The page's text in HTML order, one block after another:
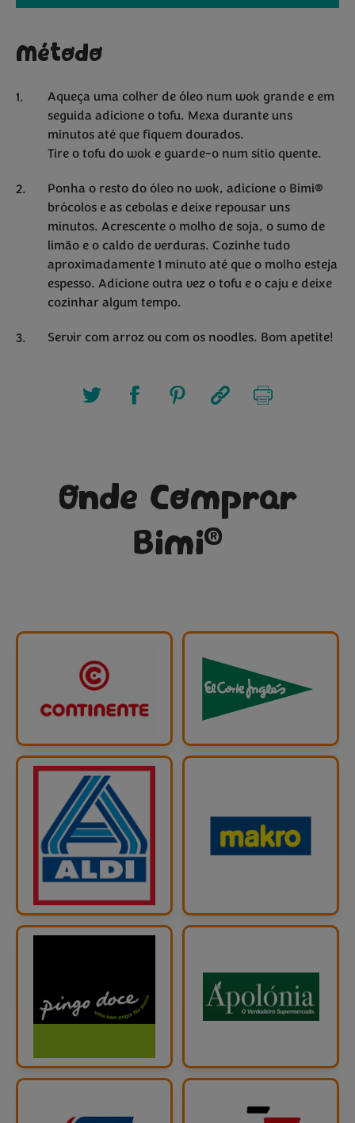
Método
Aqueça uma colher de óleo num wok grande e em
seguida adicione o tofu. Mexa durante uns
minutos até que fiquem dourados.
Tire o tofu do wok e guarde-o num sítio quente.
Ponha o resto do óleo no wok, adicione o Bimi®
brócolos e as cebolas e deixe repousar uns
minutos. Acrescente o molho de soja, o sumo de
limão e o caldo de verduras. Cozinhe tudo
aproximadamente 1 minuto até que o molho esteja
espesso. Adicione outra vez o tofu e o caju e deixe
cozinhar algum tempo.
Servir com arroz ou com os noodles. Bom apetite!
Onde Comprar
Bimi®